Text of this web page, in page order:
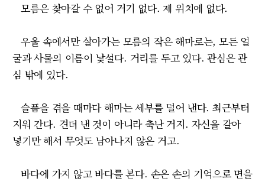
모름은 찾아갈 수 없어 거기 없다. 제 위치에 없다.
우울 속에서만 살아가는 모름의 작은 해마로는, 모든 얼
굴과 사물의 이름이 낯설다. 거리를 두고 있다. 관심은 관
심 밖에 있다.
슬픔을 겪을 때마다 해마는 세부를 덜어 낸다. 최근부터
지워 간다. 견뎌 낸 것이 아니라 축난 거지. 자신을 갈아
넣기만 해서 무엇도 남아나지 않은 거고.
바다에 가지 않고 바다를 본다. 손은 손의 기억으로 면을